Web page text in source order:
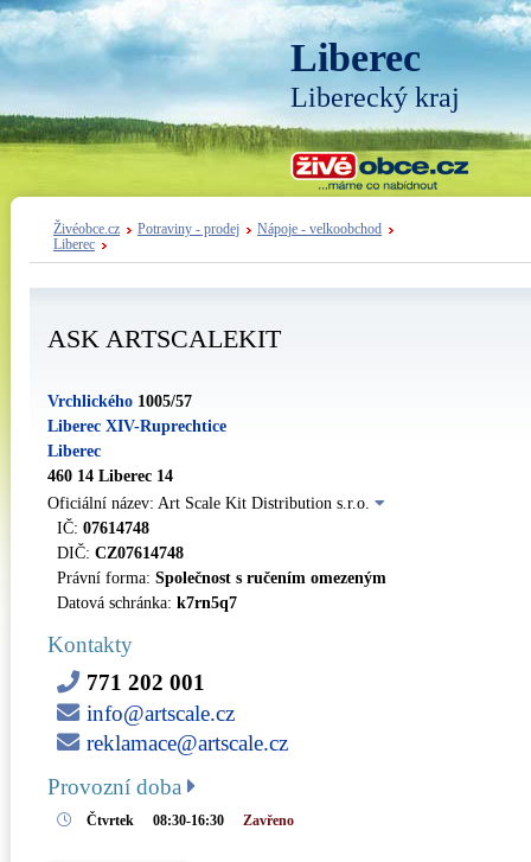
Liberec
Liberecký kraj
Živéobce.cz Potraviny - prodej
Nápoje - velkoobchod
Liberec
ASK ARTSCALEKIT
Vrchlického 1005/57
Liberec XIV-Ruprechtice
Liberec
460 14 Liberec 14
Oficiální název: Art Scale Kit Distribution s.r.o.
IČ: 07614748
DIČ: CZ07614748
Právní forma: Společnost s ručením omezeným
Datová schránka: k7rn5q7
Kontakty
771 202 001
info@artscale.cz
reklamace@artscale.cz
Provozní doba
Čtvrtek 08:30-16:30 Zavřeno